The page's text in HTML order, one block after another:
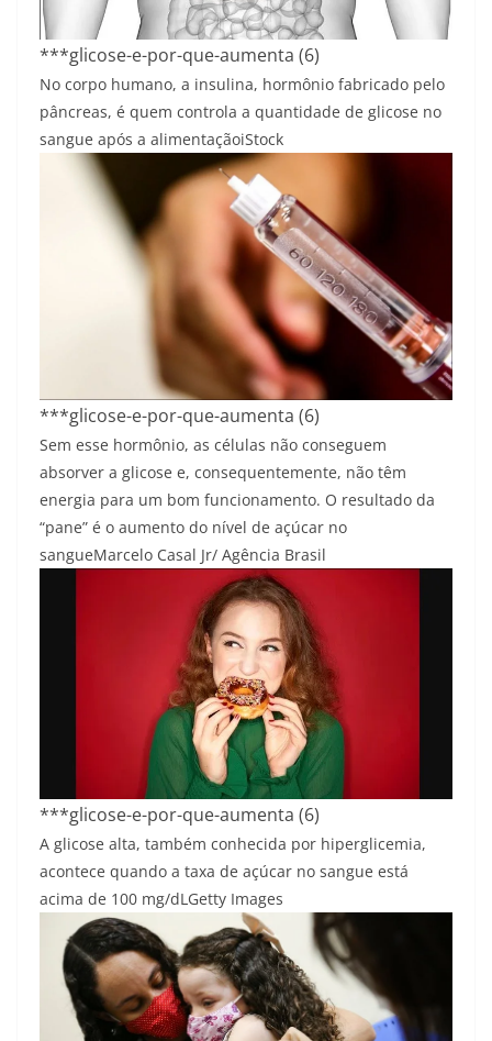
***glicose-e-por-que-aumenta (6)
No corpo humano, a insulina, hormônio fabricado pelo
pâncreas, é quem controla a quantidade de glicose no
sangue após a alimentaçãoiStock
***glicose-e-por-que-aumenta (6)
Sem esse hormônio, as células não conseguem
absorver a glicose e, consequentemente, não têm
energia para um bom funcionamento. O resultado da
“pane” é o aumento do nível de açúcar no
sangueMarcelo Casal Jr/ Agência Brasil
***glicose-e-por-que-aumenta (6)
A glicose alta, também conhecida por hiperglicemia,
acontece quando a taxa de açúcar no sangue está
acima de 100 mg/dL Getty Images